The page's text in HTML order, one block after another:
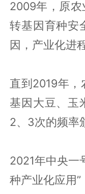
2009年，原
转基因育种安
因，产业化进
直到2019年
基因大豆、玉
2、3次的频率
2021年中央一
种产业化应用”